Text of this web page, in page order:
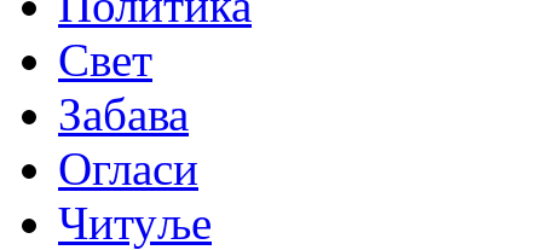
Свет
Забава
Огласи
Читуље